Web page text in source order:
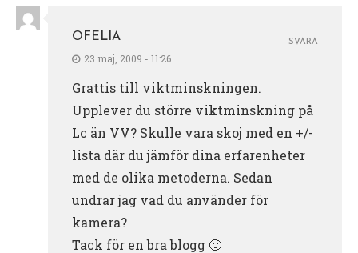
OFELIA
23 maj, 2009 - 11:26
Grattis till viktminskningen.
Upplever du större viktminskning på
Lc än VV? Skulle vara skoj med en +/-
lista där du jämför dina erfarenheter
med de olika metoderna. Sedan
undrar jag vad du använder för
kamera?
Tack för en bra blogg 🙂
SVARA